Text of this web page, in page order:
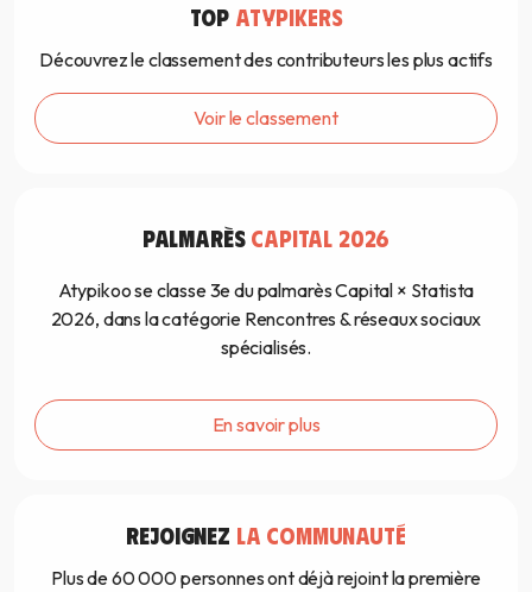
TOP ATYPIKERS
Découvrez le classement des contributeurs les plus actifs
Voir le classement
PALMARÈS CAPITAL 2026
Atypikoo se classe 3e du palmarès Capital × Statista
2026, dans la catégorie Rencontres & réseaux sociaux
spécialisés.
En savoir plus
REJOIGNEZ LA COMMUNAUTÉ
Plus de 60 000 personnes ont déjà rejoint la première